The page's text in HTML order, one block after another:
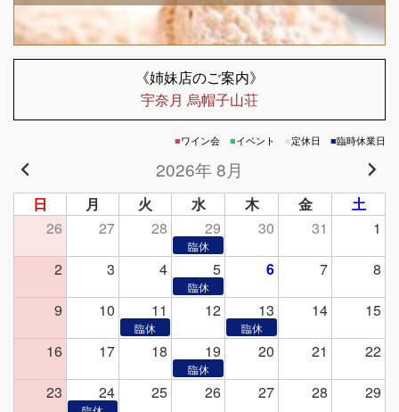
《姉妹店のご案内》
宇奈月 烏帽子山荘
■ワイン会 ■イベント ■定休日 ■臨時休業日
2026年 8月
日 月 火 水 木 金
土
26
27 28 29 30 31
1
2
3 4 5 6 7
8
9
10 11 12 13 14
15
16
17 18 19 20 21
22
23
24 25 26 27 28 29